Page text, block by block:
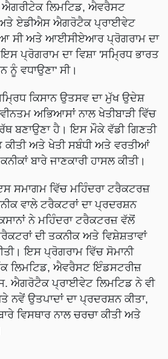
ਐਗਰੀਟੇਕ ਲਿਮਟਿਡ, ਐਵਰੈਸਟ
ਏਡੀਐਸ ਐਗਰੋਟੈਕ ਪ੍ਰਾਈਵੇਟ
ਸੀ ਅਤੇ ਆਈਸੀਏਆਰ ਪ੍ਰੋਗਰਾਮ ਦਾ
ਪ੍ਰੋਗਰਾਮ ਦਾ ਵਿਸ਼ਾ 'ਸਮ੍ਰਿਧ ਭਾਰਤ
ਨੂੰ ਵਧਾਉਣਾ' ਸੀ।
ਕਿਸਾਨ ਉਤਸਵ ਦਾ ਮੁੱਖ ਉਦੇਸ਼
ਅਭਿਆਸਾਂ ਨਾਲ ਖੇਤੀਬਾੜੀ ਵਿੱਚ
ਬਣਾਉਣਾ ਹੈ। ਇਸ ਮੌਕੇ ਵੱਡੀ ਗਿਣਤੀ
ਕੀਤੀ ਅਤੇ ਖੇਤੀ ਸਬੰਧੀ ਅਤੇ ਵਰਤੀਆਂ
ਬਾਰੇ ਜਾਣਕਾਰੀ ਹਾਸਲ ਕੀਤੀ।
ਸਮਾਗਮ ਵਿੱਚ ਮਹਿੰਦਰਾ ਟਰੈਕਟਰਜ਼
ਵਾਲੇ ਟਰੈਕਟਰਾਂ ਦਾ ਪ੍ਰਦਰਸ਼ਨ
ਨੇ ਮਹਿੰਦਰਾ ਟਰੈਕਟਰਜ਼ ਵੱਲੋਂ
ਦੀ ਤਕਨੀਕ ਅਤੇ ਵਿਸ਼ੇਸ਼ਤਾਵਾਂ
ਇਸ ਪ੍ਰੋਗਰਾਮ ਵਿੱਚ ਸੋਮਾਨੀ
ਲਿਮਟਿਡ, ਐਵਰੈਸਟ ਇੰਡਸਟਰੀਜ਼
ਐਗਰੋਟੈਕ ਪ੍ਰਾਈਵੇਟ ਲਿਮਟਿਡ ਨੇ ਵੀ
ਉਤਪਾਦਾਂ ਦਾ ਪ੍ਰਦਰਸ਼ਨ ਕੀਤਾ,
ਵਿਸਥਾਰ ਨਾਲ ਚਰਚਾ ਕੀਤੀ ਅਤੇ